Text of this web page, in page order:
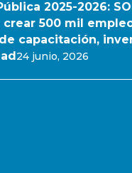
2025-2026:
crear 500 mil
capacitación,
24 junio, 2026